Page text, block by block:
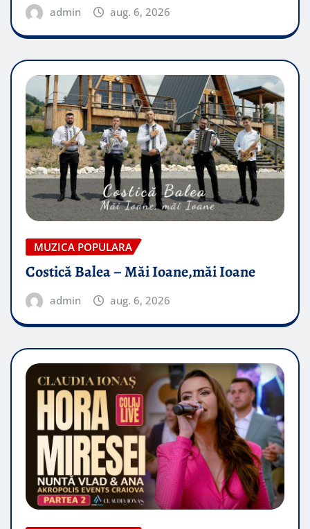
admin aug. 6, 2026
MUZICA POPULARA
Costică Balea – Măi Ioane,măi Ioane
admin aug. 6, 2026